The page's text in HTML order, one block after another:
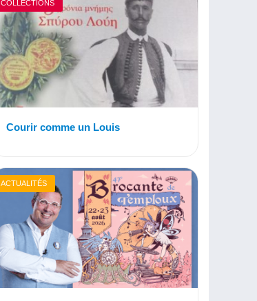
COLLECTIONS
Courir comme un Louis
ACTUALITÉS